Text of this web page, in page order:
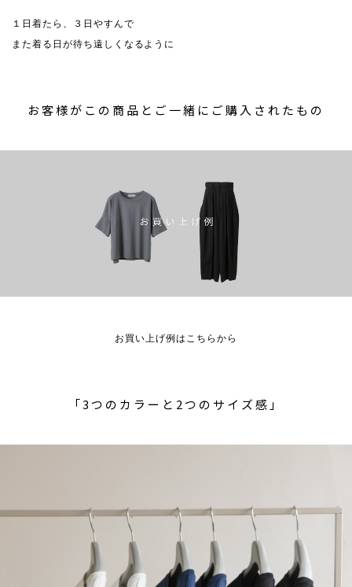
１日着たら、３日やすんで
また着る日が待ち遠しくなるように
お客様がこの商品とご一緒にご購入されたもの
お買い上げ例はこちらから
「3つのカラーと2つのサイズ感」